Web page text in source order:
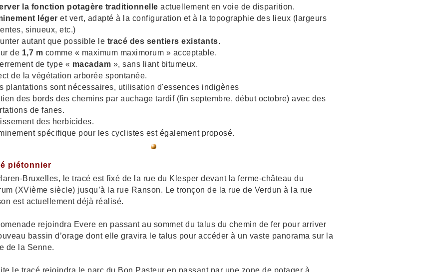
la fonction potagère traditionnelle actuellement en voie de disparition.
léger et vert, adapté à la configuration et à la topographie des lieux (largeurs
sinueux, etc.)
autant que possible le tracé des sentiers existants.
de 1,7 m comme « maximum maximorum » acceptable.
de type « macadam », sans liant bitumeux.
de la végétation arborée spontanée.
plantations sont nécessaires, utilisation d'essences indigènes
des bords des chemins par auchage tardif (fin septembre, début octobre) avec des
de fanes.
des herbicides.
spécifique pour les cyclistes est également proposé.
piétonnier
Bruxelles, le tracé est fixé de la rue du Klesper devant la ferme-château du
(XVième siècle) jusqu’à la rue Ranson. Le tronçon de la rue de Verdun à la rue
est actuellement déjà réalisé.
rejoindra Evere en passant au sommet du talus du chemin de fer pour arriver
bassin d’orage dont elle gravira le talus pour accéder à un vaste panorama sur la
de la Senne.
le tracé rejoindra le parc du Bon Pasteur en passant par une zone de potager à